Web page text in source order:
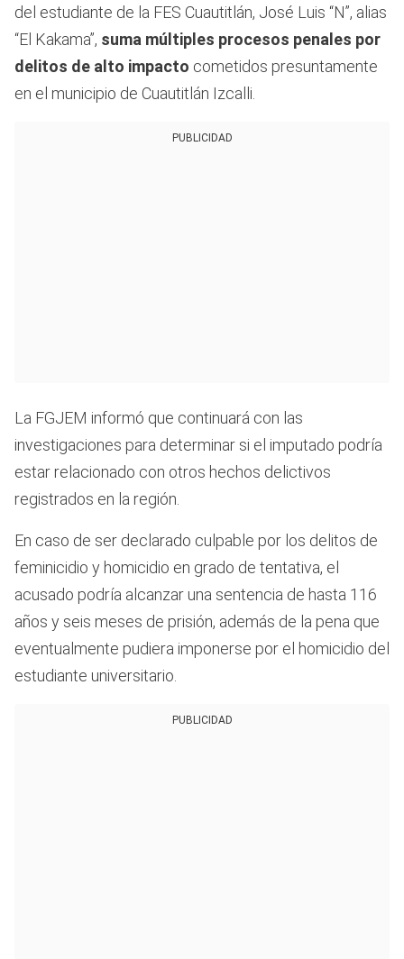
del estudiante de la FES Cuautitlán, José Luis “N”, alias
“El Kakama”, suma múltiples procesos penales por
delitos de alto impacto cometidos presuntamente
en el municipio de Cuautitlán Izcalli.
PUBLICIDAD
La FGJEM informó que continuará con las
investigaciones para determinar si el imputado podría
estar relacionado con otros hechos delictivos
registrados en la región.
En caso de ser declarado culpable por los delitos de
feminicidio y homicidio en grado de tentativa, el
acusado podría alcanzar una sentencia de hasta 116
años y seis meses de prisión, además de la pena que
eventualmente pudiera imponerse por el homicidio del
estudiante universitario.
PUBLICIDAD